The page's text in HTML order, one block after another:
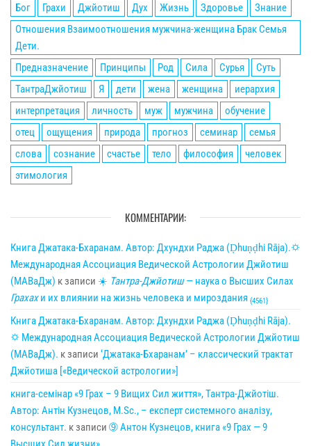
Бог
Грахи Джйотиш Дух Жизнь Здоровье
Знание
Отношения Взаимоотношения мужчина-женщина Брак Семья
Дети.
Предназначение
Принципы Род Сила Сурья
Суть
ТантраДжйотиш
Я дети жена женщина
иерархия
интерпретация
личность муж мужчина
обучение
отец
ощущения природа прогноз семинар
семья
слова
сознание счастье тело философия
человек
этимология
КОММЕНТАРИИ:
Книга Джатака-Бхаранам. Автор: Дхундхи Раджа (Ḍhuṇḍhi Rāja).🌣
Международная Ассоциация Ведической Астрологии Джйотиш
(МАВаДж) к записи ☀ Тантра-Джйотиш— наука о Высших Силах
Грахахи их влиянии на жизнь человека и мироздания {4561}
Книга Джатака-Бхаранам. Автор: Дхундхи Раджа (Ḍhuṇḍhi Rāja).
🌣 Международная Ассоциация Ведической Астрологии Джйотиш
(МАВаДж). к записи ‘Джатака-Бхаранам’ – классический трактат
Джйотиша [«Ведической астрологии»]
книга-семінар «9 Грах – 9 Вищих Сил життя», Тантра-Джйотіш.
Автор: Антін Кузнецов, M.Sc., – експерт системного аналізу,
консультант. к записи ➈ Антон Кузнецов, книга «9 Грах — 9